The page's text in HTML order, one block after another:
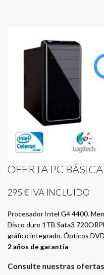
OFERTA PC BÁSICA
295 € IVA INCLUIDO
Procesador Intel G4 4400.
Disco duro 1TB Sata3
gráfico integrado. Ópticos
2 años de garantía
Consulte nuestras ofertas